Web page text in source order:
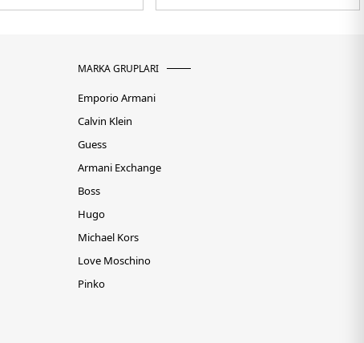
MARKA GRUPLARI
Emporio Armani
Calvin Klein
Guess
Armani Exchange
Boss
Hugo
Michael Kors
Love Moschino
Pinko